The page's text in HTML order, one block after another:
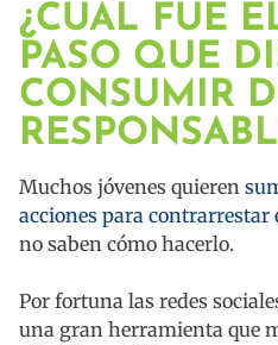
¿CUÁL FUE
PASO QUE
CONSUMIR
Muchos jóvenes quieren
acciones para
no saben cómo hacerlo.
Por fortuna las redes
una gran herramienta que